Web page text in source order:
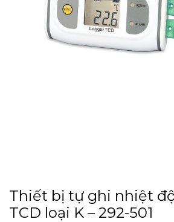
Thiết bị tự ghi nhiệt
TCD loại K – 292-501